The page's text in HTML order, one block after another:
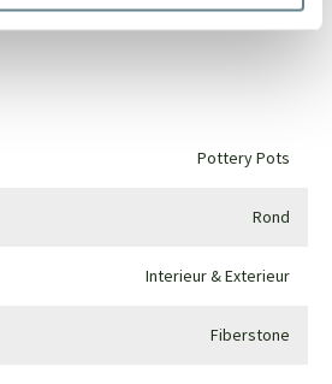
Pottery Pots
Rond
Interieur & Exterieur
Fiberstone